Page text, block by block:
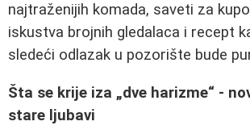
najtraženijih komada, saveti za
iskustva brojnih gledalaca i recept
sledeći odlazak u pozorište bude
Šta se krije iza „dve harizme“ -
stare ljubavi